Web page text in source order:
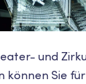
und
können Sie